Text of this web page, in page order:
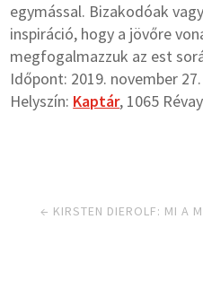
egymással. Bizakodóak
inspiráció, hogy a jövőre
megfogalmazzuk az est
Időpont: 2019. november
Helyszín: Kaptár, 1065
← KIRSTEN DIEROLF: MI A